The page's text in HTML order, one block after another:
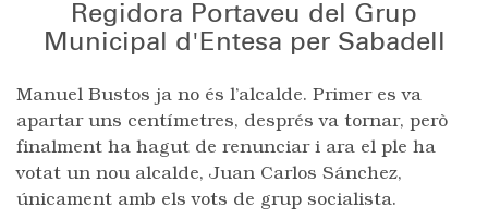
Regidora Portaveu del Grup
Municipal d'Entesa per Sabadell
Manuel Bustos ja no és l’alcalde. Primer es va
apartar uns centímetres, després va tornar, però
finalment ha hagut de renunciar i ara el ple ha
votat un nou alcalde, Juan Carlos Sánchez,
únicament amb els vots de grup socialista.